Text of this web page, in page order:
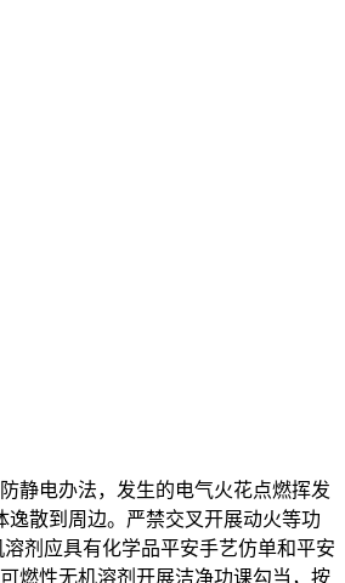
静电办法，发生的电气火花点燃挥发
散到周边。严禁交叉开展动火等功
剂应具有化学品平安手艺仿单和平安
燃性无机溶剂开展洁净功课勾当，按